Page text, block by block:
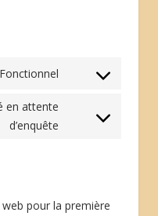
Fonctionnel
Consent
service
en attente
d’enquête
Consent
pour la première